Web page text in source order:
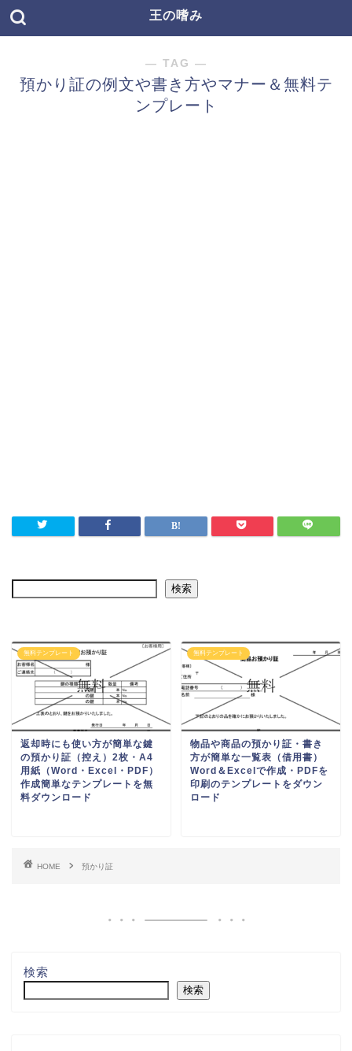
王の嗜み
― TAG ―
預かり証の例文や書き方やマナー＆無料テ
ンプレート
検索
無料テンプレート
返却時にも使い方が簡単な鍵
の預かり証（控え）2枚・A4
用紙（Word・Excel・PDF）
作成簡単なテンプレートを無
料ダウンロード
無料テンプレート
物品や商品の預かり証・書き
方が簡単な一覧表（借用書）
Word＆Excelで作成・PDFを
印刷のテンプレートをダウン
ロード
HOME 預かり証
検索
検索